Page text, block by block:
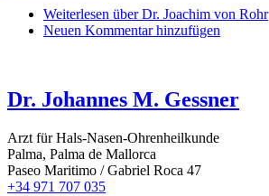
Weiterlesen über Dr. Joachim von Rohr
Neuen Kommentar hinzufügen
Dr. Johannes M. Gessner
Arzt für Hals-Nasen-Ohrenheilkunde
Palma, Palma de Mallorca
Paseo Maritimo / Gabriel Roca 47
+34 971 707 035